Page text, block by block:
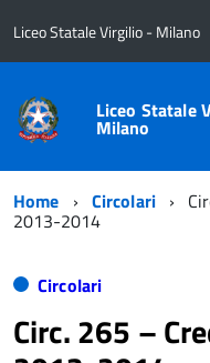
Liceo Statale Virgilio - Milano
Liceo Statale
Milano
Home Circolari
2013-2014
Circolari
Circ. 265 –